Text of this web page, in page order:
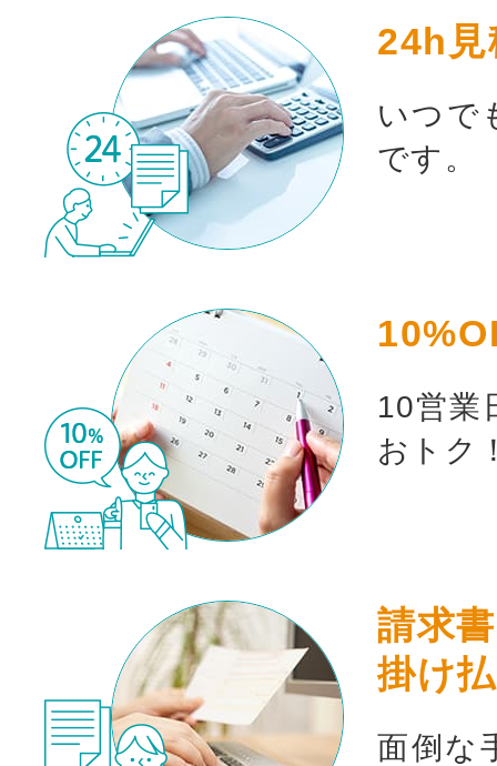
お買い物を続ける
24h見
いつで
です。
10営業
おトク
請求
掛け
面倒な